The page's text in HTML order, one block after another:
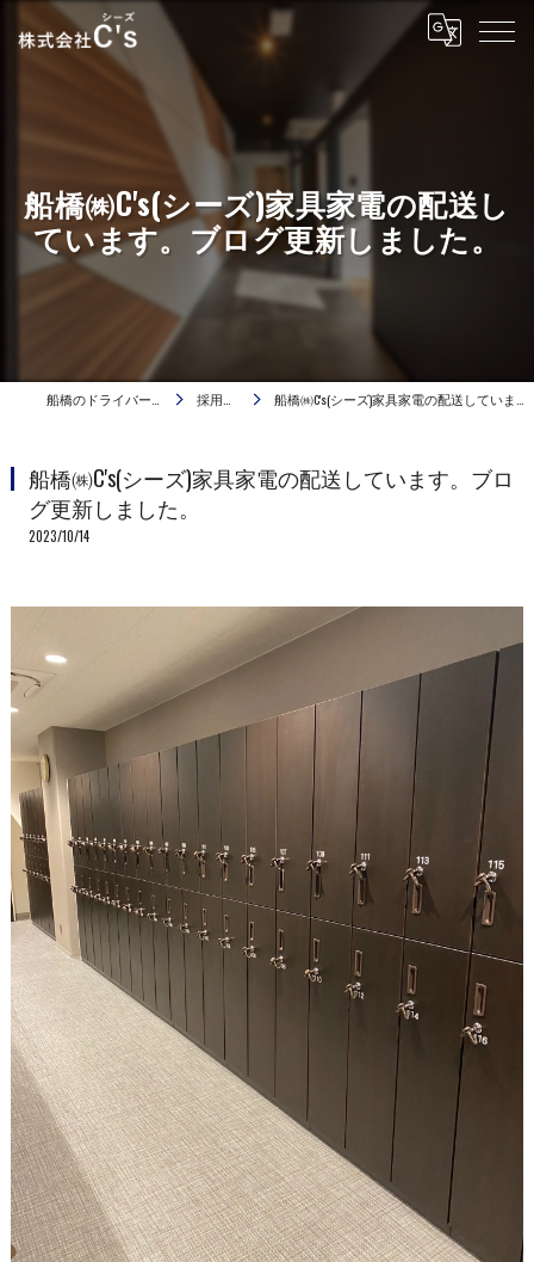
船橋㈱C's(シーズ)家具家電の配送し
ています。ブログ更新しました。
採用ブログ 船橋㈱C's(シーズ)家具家電の配送しています。ブログ更新しました。
船橋㈱C's(シーズ)家具家電の配送しています。ブロ
グ更新しました。
2023/10/14